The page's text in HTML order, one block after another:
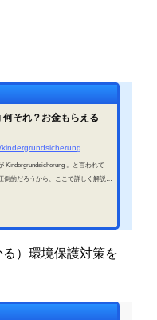
それ？お金もらえる
Kindergrundsicherung 。と言われて
的だろうから、ここで詳しく解説し
導入の裏にある考えその"Kinder
）環境保護対策を